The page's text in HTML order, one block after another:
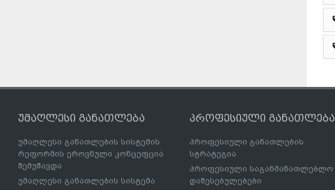
უმაღლესი განათლება
უმაღლესი განათლების სისტემის
რეფორმის ეროვნული კონცეფცია
შემუშავდა
უმაღლესი განათლების სისტემა
პროფესიული განათლება
პროფესიული განათლების
სტრატეგია
პროფესიული საგანმანათლებლო
დაწესებულებები